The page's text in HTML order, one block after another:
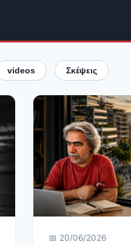
videos Σκέψεις
📅 20/06/2026